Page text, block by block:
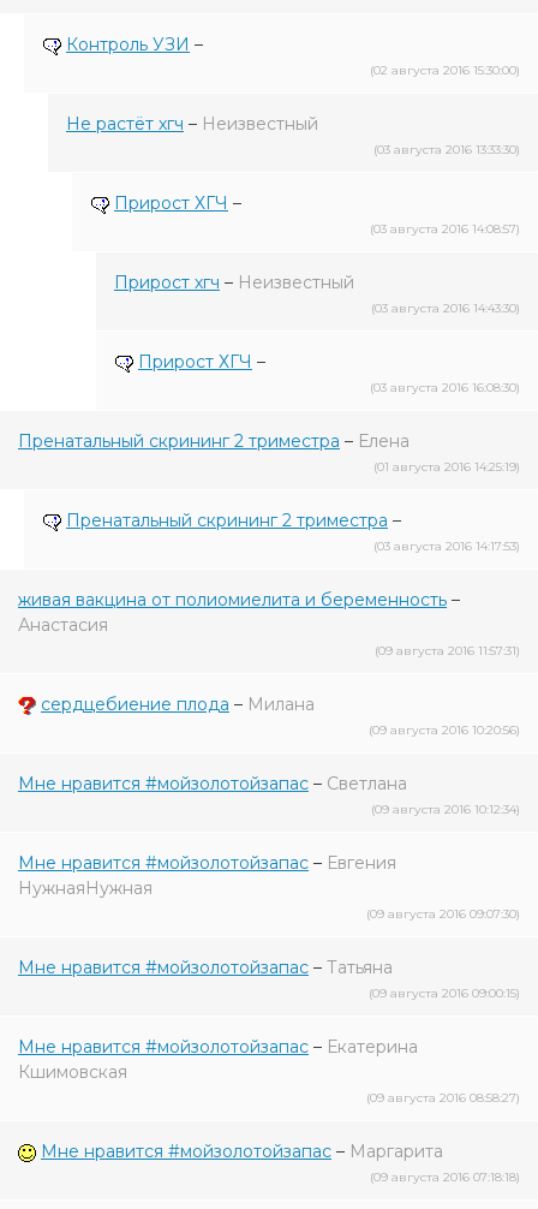
Контроль УЗИ –
(02 августа 2016 15:30:00)
Не растёт хгч – Неизвестный
(03 августа 2016 13:33:30)
Прирост ХГЧ –
(03 августа 2016 14:08:57)
Прирост хгч – Неизвестный
(03 августа 2016 14:43:30)
Прирост ХГЧ –
(03 августа 2016 16:08:30)
Пренатальный скрининг 2 триместра – Елена
(01 августа 2016 14:25:19)
Пренатальный скрининг 2 триместра –
(03 августа 2016 14:17:53)
живая вакцина от полиомиелита и беременность –
Анастасия
(09 августа 2016 11:57:31)
сердцебиение плода – Милана
(09 августа 2016 10:20:56)
Мне нравится #мойзолотойзапас – Светлана
(09 августа 2016 10:12:34)
Мне нравится #мойзолотойзапас – Евгения
НужнаяНужная
(09 августа 2016 09:07:30)
Мне нравится #мойзолотойзапас – Татьяна
(09 августа 2016 09:00:15)
Мне нравится #мойзолотойзапас – Екатерина
Кшимовская
(09 августа 2016 08:58:27)
Мне нравится #мойзолотойзапас – Маргарита
(09 августа 2016 07:18:18)